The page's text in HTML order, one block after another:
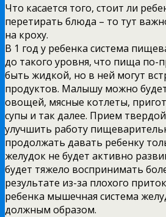
Что касается того, стоит ли
перетирать блюда – то тут
на кроху.
В 1 год у ребенка система
до такого уровня, что пища по-
быть жидкой, но в ней могут
продуктов. Малышу можно
овощей, мясные котлеты,
супы и так далее. Прием
улучшить работу
продолжать давать ребенку
желудок не будет активно
будет тяжело воспринимать
результате из-за плохого
ребенка мышечная система
должным образом.